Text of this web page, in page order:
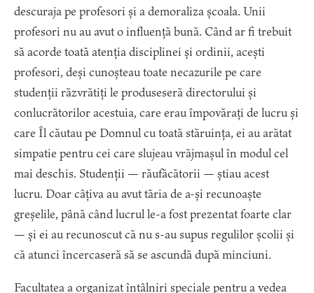
descuraja pe profesori și a demoraliza școala. Unii
profesori nu au avut o influență bună. Când ar fi trebuit
să acorde toată atenția disciplinei și ordinii, acești
profesori, deși cunoșteau toate necazurile pe care
studenții răzvrătiți le produseseră directorului și
conlucrătorilor acestuia, care erau împovărați de lucru și
care Îl căutau pe Domnul cu toată stăruința, ei au arătat
simpatie pentru cei care slujeau vrăjmașul în modul cel
mai deschis. Studenții — răufăcătorii — știau acest
lucru. Doar câțiva au avut tăria de a-și recunoaște
greșelile, până când lucrul le-a fost prezentat foarte clar
— și ei au recunoscut că nu s-au supus regulilor școlii și
că atunci încercaseră să se ascundă după minciuni.
Facultatea a organizat întâlniri speciale pentru a vedea